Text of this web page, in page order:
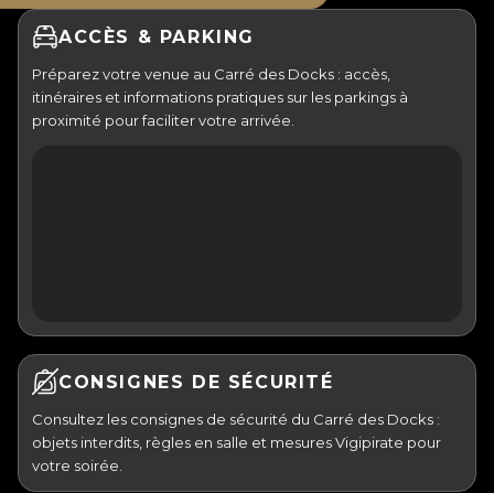
ACCÈS & PARKING
Préparez votre venue au Carré des Docks : accès,
itinéraires et informations pratiques sur les parkings à
proximité pour faciliter votre arrivée.
CONSIGNES DE SÉCURITÉ
Consultez les consignes de sécurité du Carré des Docks :
objets interdits, règles en salle et mesures Vigipirate pour
votre soirée.